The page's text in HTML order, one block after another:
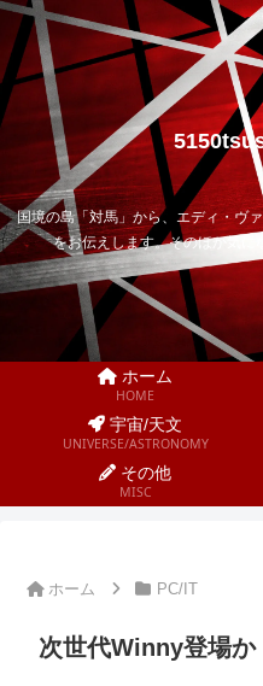
国境の島「対馬」から、エディ・ヴ
をお伝えします。そのほか気に
ホーム
HOME
宇宙/天文
UNIVERSE/ASTRONOMY
その他
MISC
ホーム PC/IT
次世代Winny登場か